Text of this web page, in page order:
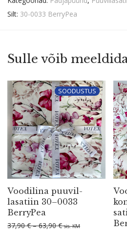
Silt: 30-0033 BerryPea
Sulle võib
SOODUSTUS
Voodilina puuvil­
la­satiin 30–0033
BerryPea
37,90€ – 63,90€Hinnavahemik: 37,90
sis. KM